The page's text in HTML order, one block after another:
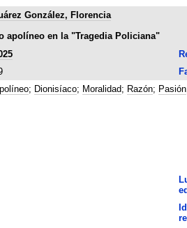
González, Florencia
apolíneo en la "Tragedia Policiana"
; Dionisíaco; Moralidad; Razón; Pasión